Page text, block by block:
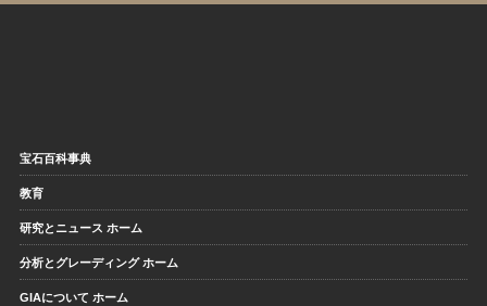
宝石百科事典
教育
研究とニュース ホーム
分析とグレーディング ホーム
GIAについて ホーム